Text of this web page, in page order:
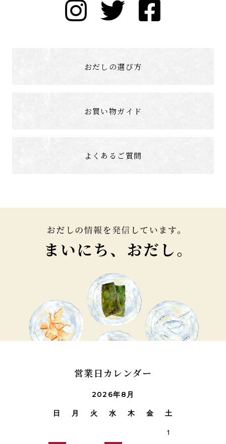
おだしの選び方
お買い物ガイド
よくあるご質問
営業日カレンダー
2026年8月
日 月 火 水 木 金 土
1